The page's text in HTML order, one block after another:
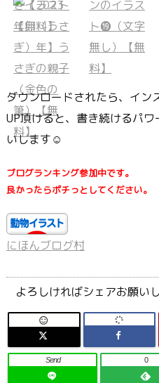
ダウンロードされたら、イン
UP頂けると、書き続けるパ
いします☺
ブログランキング参加中です。
良かったらポチっとしてください。
にほんブログ村
よろしければシェアお願い

Send 0